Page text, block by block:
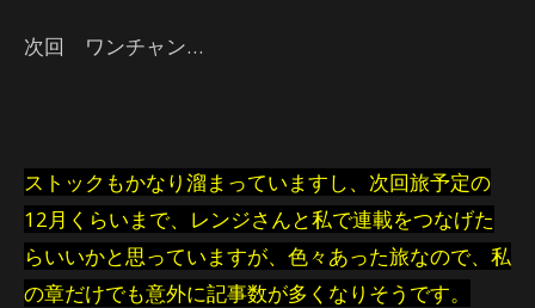
次回 ワンチャン…
ストックもかなり溜まっていますし、次回旅予定の
12月くらいまで、レンジさんと私で連載をつなげた
らいいかと思っていますが、色々あった旅なので、私
の章だけでも意外に記事数が多くなりそうです。